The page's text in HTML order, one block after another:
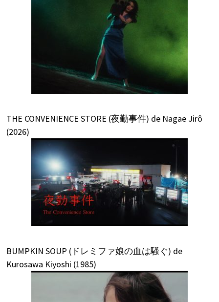
THE CONVENIENCE STORE (夜勤事件) de Nagae Jirô
(2026)
BUMPKIN SOUP (ドレミファ娘の血は騒ぐ) de
Kurosawa Kiyoshi (1985)